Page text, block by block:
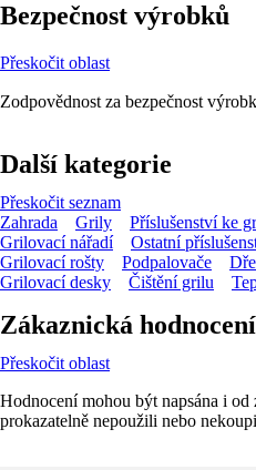
Bezpečnost výrobků
Přeskočit oblast
Zodpovědnost za bezpečnost
Další kategorie
Přeskočit seznam
Zahrada
Grily Příslušenství ke
Grilovací nářadí
Ostatní
Grilovací rošty
Podpalovače
Grilovací desky
Čištění grilu
Zákaznická hodnocení
Přeskočit oblast
Hodnocení mohou být napsána i
prokazatelně nepoužili nebo